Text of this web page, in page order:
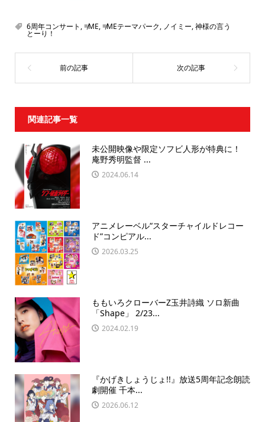
6周年コンサート ,≠ME,≠MEテーマパーク, ノイミー,神様の言う
とーり！
関連記事一覧
未公開映像や限定ソフビ人形が特典に！
庵野秀明監督 ...
2024.06.14
アニメレーベル“スターチャイルドレコー
ド”コンピアル...
2026.03.25
ももいろクローバーZ玉井詩織 ソロ新曲
「Shape」 2/23...
2024.02.19
『かげきしょうじょ!!』放送5周年記念朗読
劇開催 千本...
2026.06.12